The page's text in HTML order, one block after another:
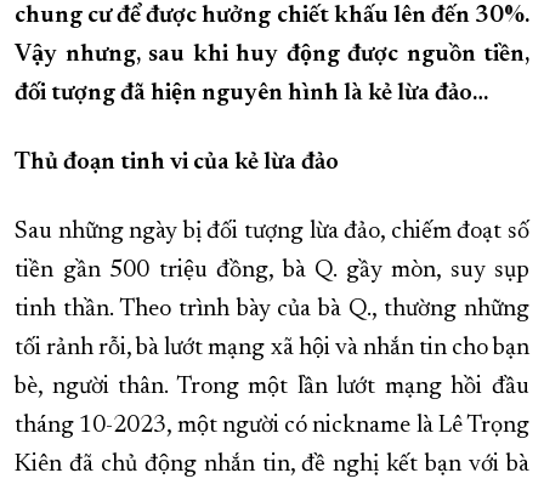
KHOẢNH KHẮC ĐẸP XỨ TRẦM
XÂY DỰNG KHÁNH HÒA TRỞ THÀNH THÀNH PHỐ TRỰC THUỘC
ĐẠI HỘI ĐẢNG CÁC CẤP TRANG CHỦ VỀ BÁO KHÁNH HÒA
chung cư để được hưởng chiết khấu lên đến 30%.
Vậy nhưng, sau khi huy động được nguồn tiền,
đối tượng đã hiện nguyên hình là kẻ lừa đảo…
Thủ đoạn tinh vi của kẻ lừa đảo
Sau những ngày bị đối tượng lừa đảo, chiếm đoạt số
tiền gần 500 triệu đồng, bà Q. gầy mòn, suy sụp
tinh thần. Theo trình bày của bà Q., thường những
tối rảnh rỗi, bà lướt mạng xã hội và nhắn tin cho bạn
bè, người thân. Trong một lần lướt mạng hồi đầu
tháng 10-2023, một người có nickname là Lê Trọng
Kiên đã chủ động nhắn tin, đề nghị kết bạn với bà